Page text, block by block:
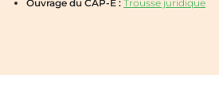
Ouvrage du CAP-E : Trousse juridique